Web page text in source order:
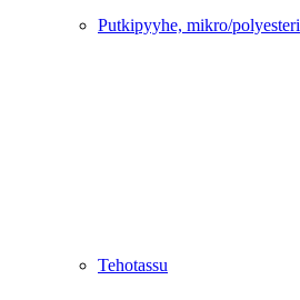
Putkipyyhe, mikro/polyesteri
Tehotassu